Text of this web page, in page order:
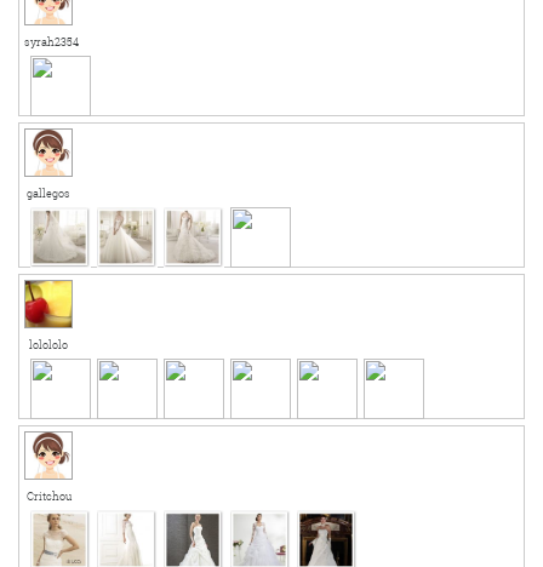
syrah2354
gallegos
lolololo
Critchou